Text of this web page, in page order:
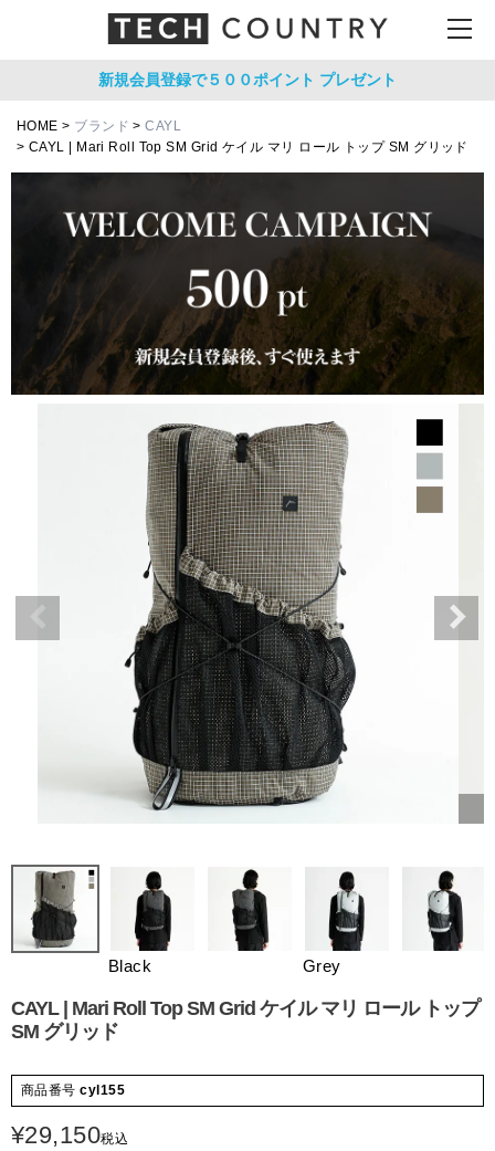
新規会員登録で５００ポイント プレゼント
HOME ブランド
CAYL
CAYL | Mari Roll Top SM Grid ケイル マリ ロール トップ SM グリッド
Black Grey
CAYL | Mari Roll Top SM Grid ケイル マリ ロール トップ
SM グリッド
商品番号 cyl155
¥29,150税込